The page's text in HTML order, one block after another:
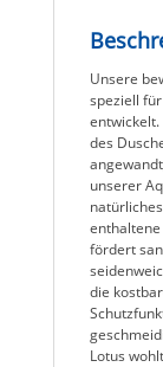
Unsere
speziell
des
unserer
fördert
die
Lotus